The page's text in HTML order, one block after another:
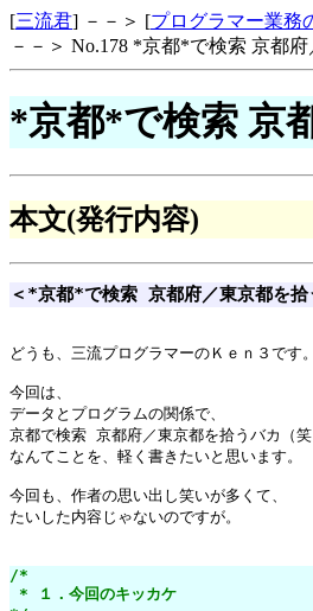
[三流君] －－＞ [プログラマー業務
－－＞ No.178 *京都*で検索 京都
*京都*で検索 京
本文(発行内容)
＜*京都*で検索 京都府／東京都を拾
どうも、三流プログラマーのＫｅｎ３です。
今回は、
データとプログラムの関係で、
京都で検索 京都府／東京都を拾うバカ（笑
なんてことを、軽く書きたいと思います。
今回も、作者の思い出し笑いが多くて、
たいした内容じゃないのですが。
/*
* １．今回のキッカケ